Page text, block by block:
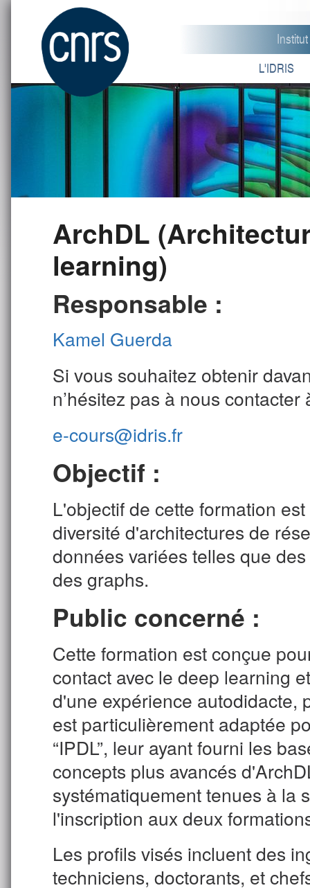
L'IDRIS
ArchDL
learning)
Responsable :
Kamel Guerda
Si vous souhaitez obtenir
n’hésitez pas à nous
e-cours@idris.fr
Objectif :
L'objectif de cette formation
diversité d'architectures de
données variées telles que
des graphs.
Public concerné :
Cette formation est conçue
contact avec le deep learning
d'une expérience autodidacte,
est particulièrement adaptée
“IPDL”, leur ayant fourni les
concepts plus avancés
systématiquement tenues à la
l'inscription aux deux
Les profils visés incluent des
techniciens, doctorants, et